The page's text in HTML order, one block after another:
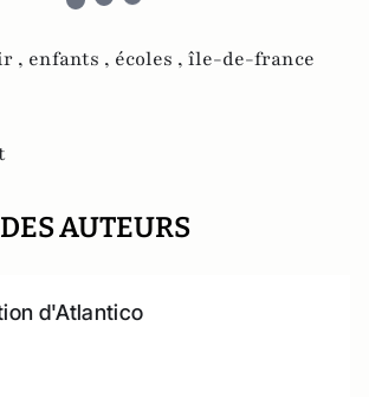
, enfants , écoles , île-de-france
AUTEURS
d'Atlantico